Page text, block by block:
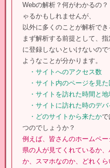
Webの解析？何がわかるの
ゃるかもしれませんが、
以外に多くのことが解析でき
まず解析する前提として、
に登録しないといけないの
ようなことが分かります。
・サイトへのアクセス数
・サイト内のページを見た
・サイトを訪れた時間と地
・サイトに訪れた時のデバ
・どのサイトから来たかで
つのでしょうか？
例えば、皆さんのホームペ
県の人が見てくれているか
か、スマホなのか、どれく